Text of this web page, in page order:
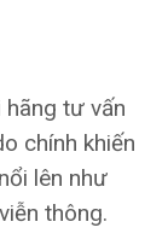
tư vấn
chính khiến
lên như
thông.